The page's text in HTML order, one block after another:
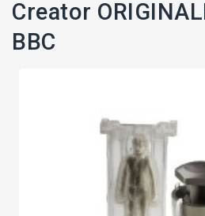
Creator
BBC